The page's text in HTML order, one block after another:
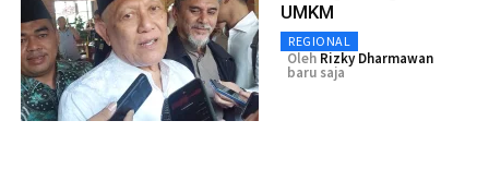
UMKM
REGIONAL
Oleh Rizky Dharmawan
baru saja